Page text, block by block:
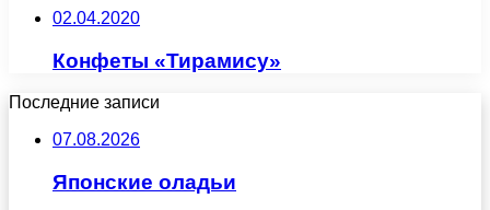
02.04.2020
Конфеты «Тирамису»
Последние записи
07.08.2026
Японские оладьи